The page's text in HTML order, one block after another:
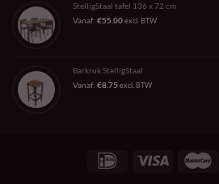
StelligStaal tafel 136 x 72 cm
Vanaf: €55.00excl. BTW
Barkruk StelligStaal
Vanaf: €8.75 excl. BTW